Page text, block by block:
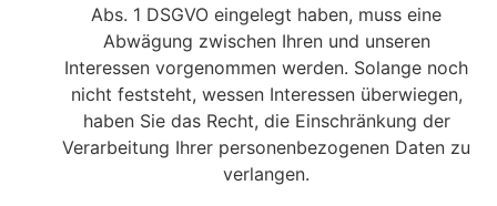
Abs. 1 DSGVO eingelegt haben, muss eine
Abwägung zwischen Ihren und unseren
Interessen vorgenommen werden. Solange noch
nicht feststeht, wessen Interessen überwiegen,
haben Sie das Recht, die Einschränkung der
Verarbeitung Ihrer personenbezogenen Daten zu
verlangen.